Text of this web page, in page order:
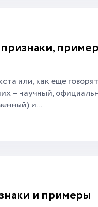
или, как еще
– научный,
и...
и примеры